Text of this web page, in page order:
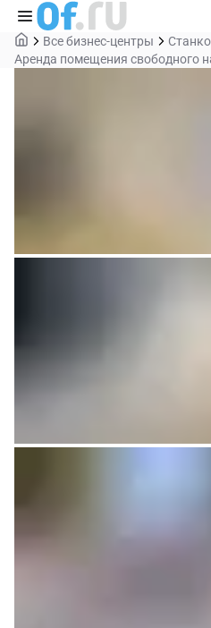
Все бизнес-центры
Аренда помещения свободного